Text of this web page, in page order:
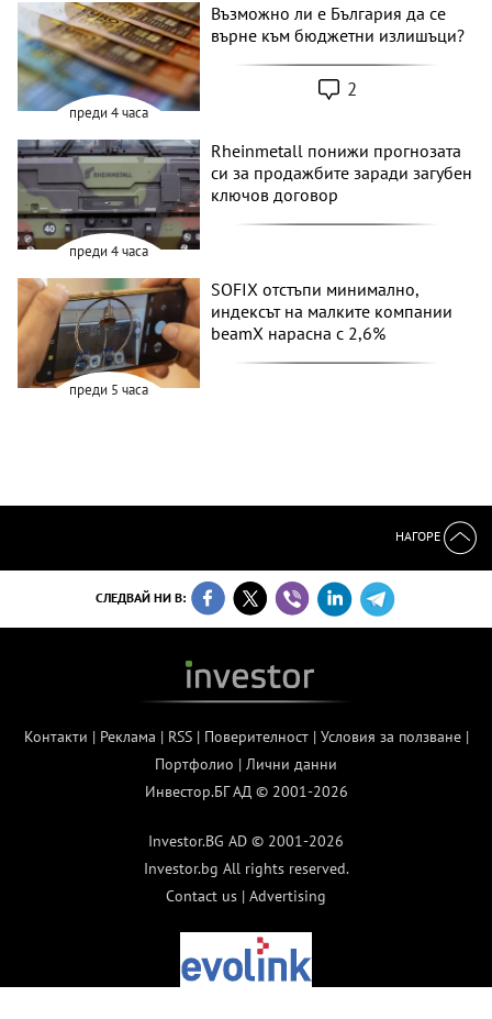
преди 4 часа
Възможно ли е България да се
върне към бюджетни излишъци?
2
преди 4 часа
Rheinmetall понижи прогнозата
си за продажбите заради загубен
ключов договор
преди 5 часа
SOFIX отстъпи минимално,
индексът на малките компании
beamX нарасна с 2,6%
НАГОРЕ
СЛЕДВАЙ НИ В:
Контакти | Реклама | RSS| Поверителност| Условия за ползване|
Портфолио | Лични данни
Инвестор.БГ АД © 2001-2026
Investor.BG AD © 2001-2026
Investor.bg All rights reserved.
Contact us | Advertising